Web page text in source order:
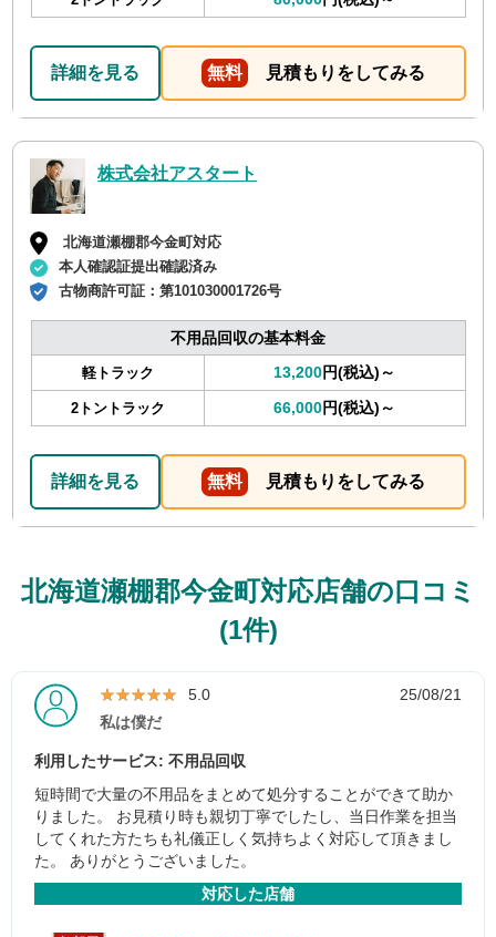
詳細を見る 無料 見積もりをしてみる
株式会社アスタート
北海道瀬棚郡今金町対応
本人確認証提出確認済み
古物商許可証：第101030001726号
不用品回収の基本料金
軽トラック 13,200円(税込)～
2トントラック 66,000円(税込)～
詳細を見る 無料 見積もりをしてみる
北海道瀬棚郡今金町対応店舗の口コミ
(1件)
★★★★★
★★★★★ 5.0
25/08/21
私は僕だ
利用したサービス: 不用品回収
短時間で大量の不用品をまとめて処分することができて助か
りました。 お見積り時も親切丁寧でしたし、当日作業を担当
してくれた方たちも礼儀正しく気持ちよく対応して頂きまし
た。 ありがとうございました。
対応した店舗